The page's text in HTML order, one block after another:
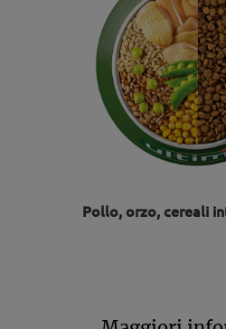
Pollo, orzo, cereali